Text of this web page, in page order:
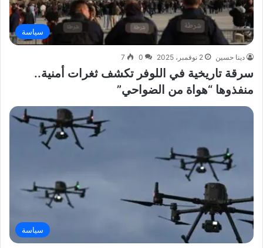
سياسة
دينا حسين 2 نوفمبر، 2025 0
7
سرقة تاريخية في اللوفر تكشف ثغرات أمنية..
منفذوها “هواة من الضواحي”
سياسة